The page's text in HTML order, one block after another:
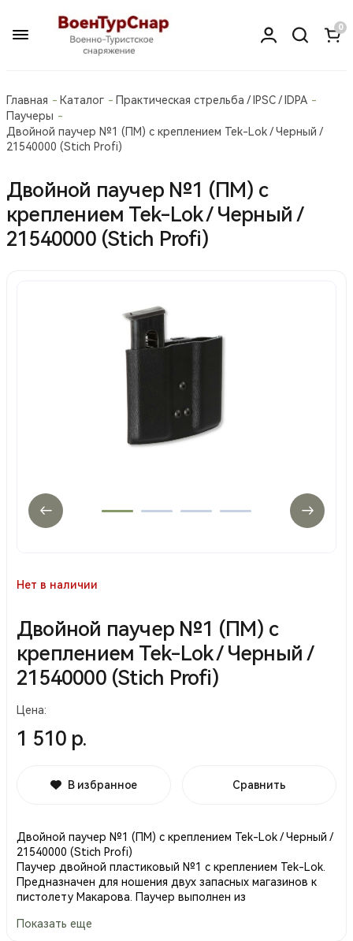
0
Главная Каталог
Практическая стрельба / IPSC / IDPA
Паучеры
Двойной паучер №1 (ПМ) с креплением Tek-Lok / Черный /
21540000 (Stich Profi)
Двойной паучер №1 (ПМ) с
креплением Tek-Lok / Черный /
21540000 (Stich Profi)
Нет в наличии
Двойной паучер №1 (ПМ) с
креплением Tek-Lok / Черный /
21540000 (Stich Profi)
Цена:
1 510 р.
В избранное Сравнить
Двойной паучер №1 (ПМ) с креплением Tek-Lok / Черный /
21540000 (Stich Profi)
Паучер двойной пластиковый №1 с креплением Tek-Lok.
Предназначен для ношения двух запасных магазинов к
пистолету Макарова. Паучер выполнен из
быстросъемной клипсы с возможностью регулировки угла
Показать еще